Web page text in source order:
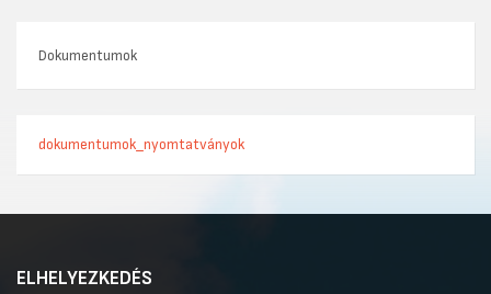
Dokumentumok
dokumentumok_nyomtatványok
ELHELYEZKEDÉS